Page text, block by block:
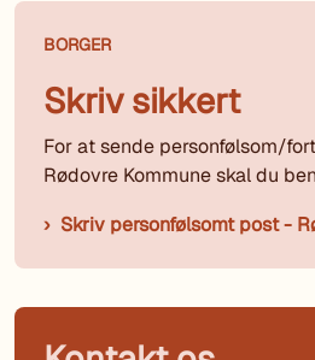
BORGER
Skriv sikkert
For at sende personfølsom/
Rødovre Kommune skal du
Skriv personfølsomt post -